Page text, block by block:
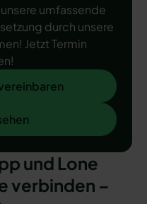
umfassende
durch unsere
Jetzt Termin
und Lone
verbinden –